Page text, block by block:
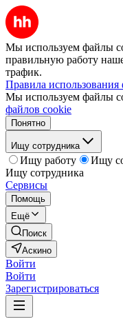
Мы используем файлы
правильную работу
трафик.
Правила
Мы используем файлы
файлов cookie
Понятно
Ищу сотрудника
Ищу работу
Ищу
Ищу сотрудника
Сервисы
Помощь
Ещё
Поиск
Аскино
Войти
Войти
Зарегистрироваться